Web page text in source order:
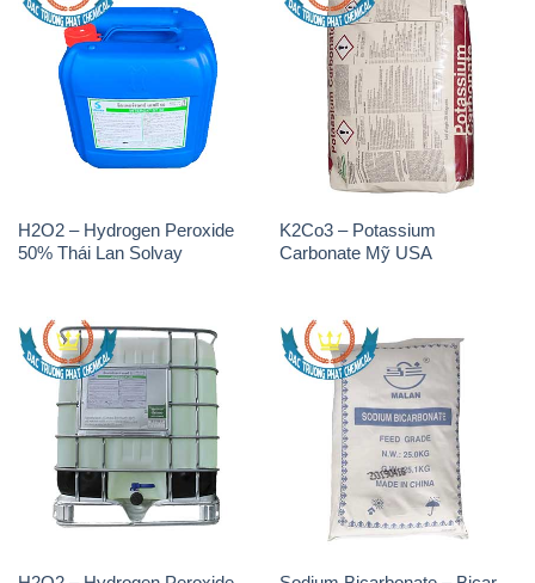
H2O2 – Hydrogen Peroxide
50% Thái Lan Solvay
K2Co3 – Potassium
Carbonate Mỹ USA
H2O2 – Hydrogen Peroxide
50% Tank IBC Bồn Thái Lan
Solvay
Sodium Bicarbonate – Bicar
NaHCO3 Feed Grade Malan
Trung Quốc China